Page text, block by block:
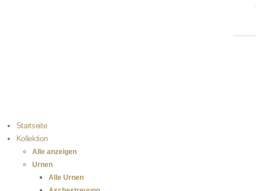
Startseite
Kollektion
Alle anzeigen
Urnen
Alle Urnen